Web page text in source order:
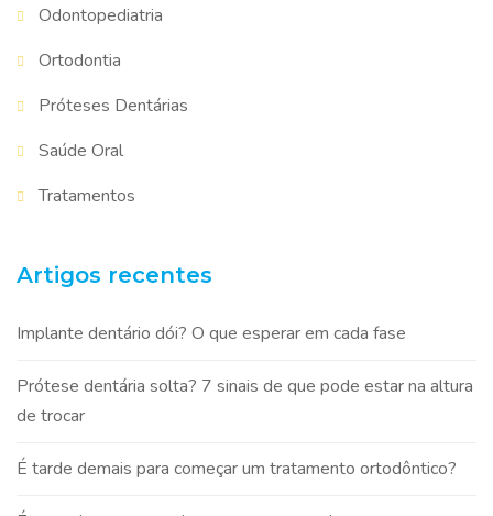
Odontopediatria
Ortodontia
Próteses Dentárias
Saúde Oral
Tratamentos
Artigos recentes
Implante dentário dói? O que esperar em cada fase
Prótese dentária solta? 7 sinais de que pode estar na altura
de trocar
É tarde demais para começar um tratamento ortodôntico?